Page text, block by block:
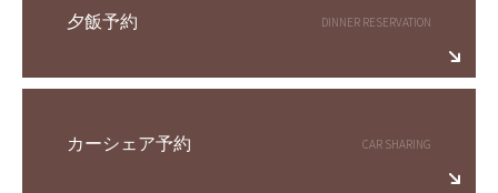
夕飯予約
カーシェア予約